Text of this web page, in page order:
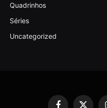
Quadrinhos
Séries
Uncategorized